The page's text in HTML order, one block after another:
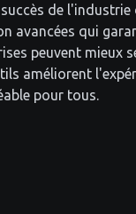
de
avancées qui
peuvent mieux
améliorent
pour tous.